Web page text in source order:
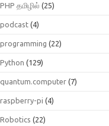
PHP தமிழில் (25)
podcast (4)
programming (22)
Python (129)
quantum.computer (7)
raspberry-pi (4)
Robotics (22)